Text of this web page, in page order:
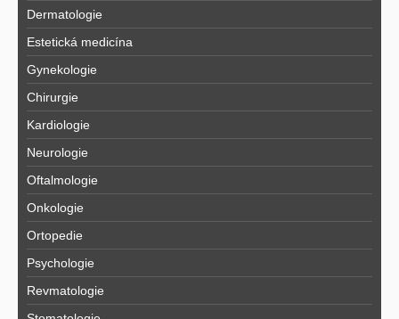
Dermatologie
Estetická medicína
Gynekologie
Chirurgie
Kardiologie
Neurologie
Oftalmologie
Onkologie
Ortopedie
Psychologie
Revmatologie